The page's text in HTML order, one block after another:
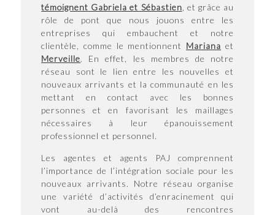
témoignent Gabriela et Sébastien , et grâce au
rôle de pont que nous jouons entre les
entreprises qui embauchent et notre
clientèle, comme le mentionnent Mariana et
Merveille. En effet, les membres de notre
réseau sont le lien entre les nouvelles et
nouveaux arrivants et la communauté en les
mettant en contact avec les bonnes
personnes et en favorisant les maillages
nécessaires à leur épanouissement
professionnel et personnel.
Les agentes et agents PAJ comprennent
l’importance de l’intégration sociale pour les
nouveaux arrivants. Notre réseau organise
une variété d’activités d’enracinement qui
vont au-delà des rencontres